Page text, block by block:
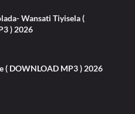
Wansati Tiyisela (
) 2026
( DOWNLOAD MP3 ) 2026